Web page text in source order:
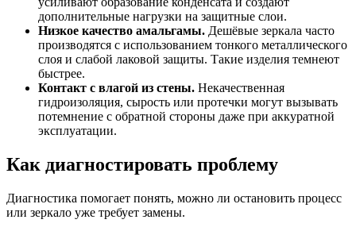
дополнительные нагрузки на защитные слои.
Низкое качество амальгамы. Дешёвые зеркала часто
производятся с использованием тонкого металлического
слоя и слабой лаковой защиты. Такие изделия темнеют
быстрее.
Контакт с влагой из стены. Некачественная
гидроизоляция, сырость или протечки могут вызывать
потемнение с обратной стороны даже при аккуратной
эксплуатации.
Как диагностировать проблему
Диагностика помогает понять, можно ли остановить процесс
или зеркало уже требует замены.